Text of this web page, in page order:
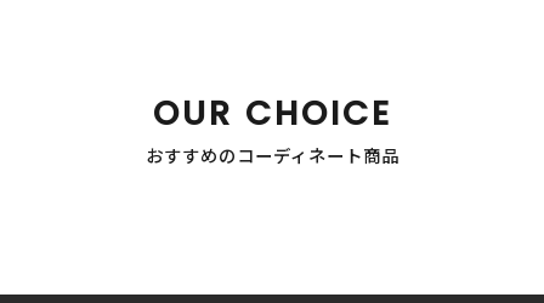
OUR CHOICE
おすすめのコーディネート商品